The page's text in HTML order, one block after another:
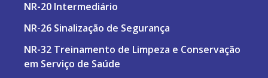
NR-20 Intermediário
NR-26 Sinalização de Segurança
NR-32 Treinamento de Limpeza e Conservação
em Serviço de Saúde